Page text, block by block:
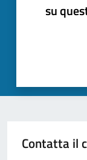
su
Contatta il